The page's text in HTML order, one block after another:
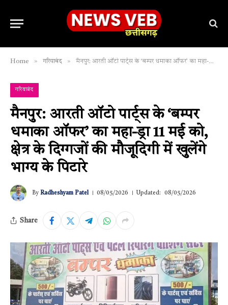
Home » गरियाबंद » मैनपुर: आरती ऑटो पार्ट्स के ‘बम्पर धमाका ऑफर’ का महा-ड्रा 11 मई को, क्षेत्र के दिग्गजों की मौजूदिगी में खुलेंगे भाग्य के पिटारे
गरियाबंद
मैनपुर: आरती ऑटो पार्ट्स के ‘बम्पर
धमाका ऑफर’ का महा-ड्रा 11 मई को,
क्षेत्र के दिग्गजों की मौजूदिगी में खुलेंगे
भाग्य के पिटारे
By Radheshyam Patel 08/05/2026 Updated: 08/05/2026
Share